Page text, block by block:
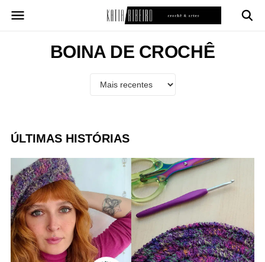
para
BOINA DE CROCHÊ
ÚLTIMAS HISTÓRIAS